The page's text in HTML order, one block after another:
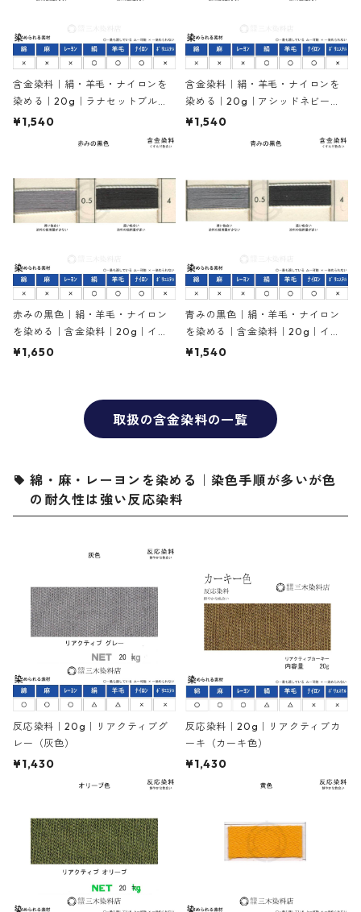
含金染料｜絹・羊毛・ナイロンを
染める｜20g｜ラナセットブルー2
R（赤みの青色）
¥1,540
含金染料｜絹・羊毛・ナイロンを
染める｜20g｜アシッドネビーブ
ルーR（紺色）
¥1,540
赤みの黒色｜絹・羊毛・ナイロン
を染める｜含金染料｜20g｜イレ
ミアブラックRL（赤みの黒色）
¥1,650
青みの黒色｜絹・羊毛・ナイロン
を染める｜含金染料｜20g｜イレ
ミアブラックBG（青みの黒色）
¥1,540
取扱の含金染料の一覧
綿・麻・レーヨンを染める｜染色手順が多いが色
の耐久性は強い反応染料
反応染料｜20g｜リアクティブグ
レー（灰色）
¥1,430
反応染料｜20g｜リアクティブカ
ーキ（カーキ色）
¥1,430